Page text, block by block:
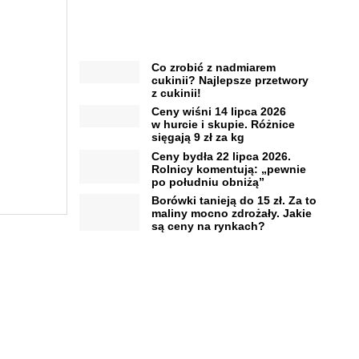
Co zrobić z nadmiarem
cukinii? Najlepsze przetwory
z cukinii!
Ceny wiśni 14 lipca 2026
w hurcie i skupie. Różnice
sięgają 9 zł za kg
Ceny bydła 22 lipca 2026.
Rolnicy komentują: „pewnie
po południu obniżą”
Borówki tanieją do 15 zł. Za to
maliny mocno zdrożały. Jakie
są ceny na rynkach?